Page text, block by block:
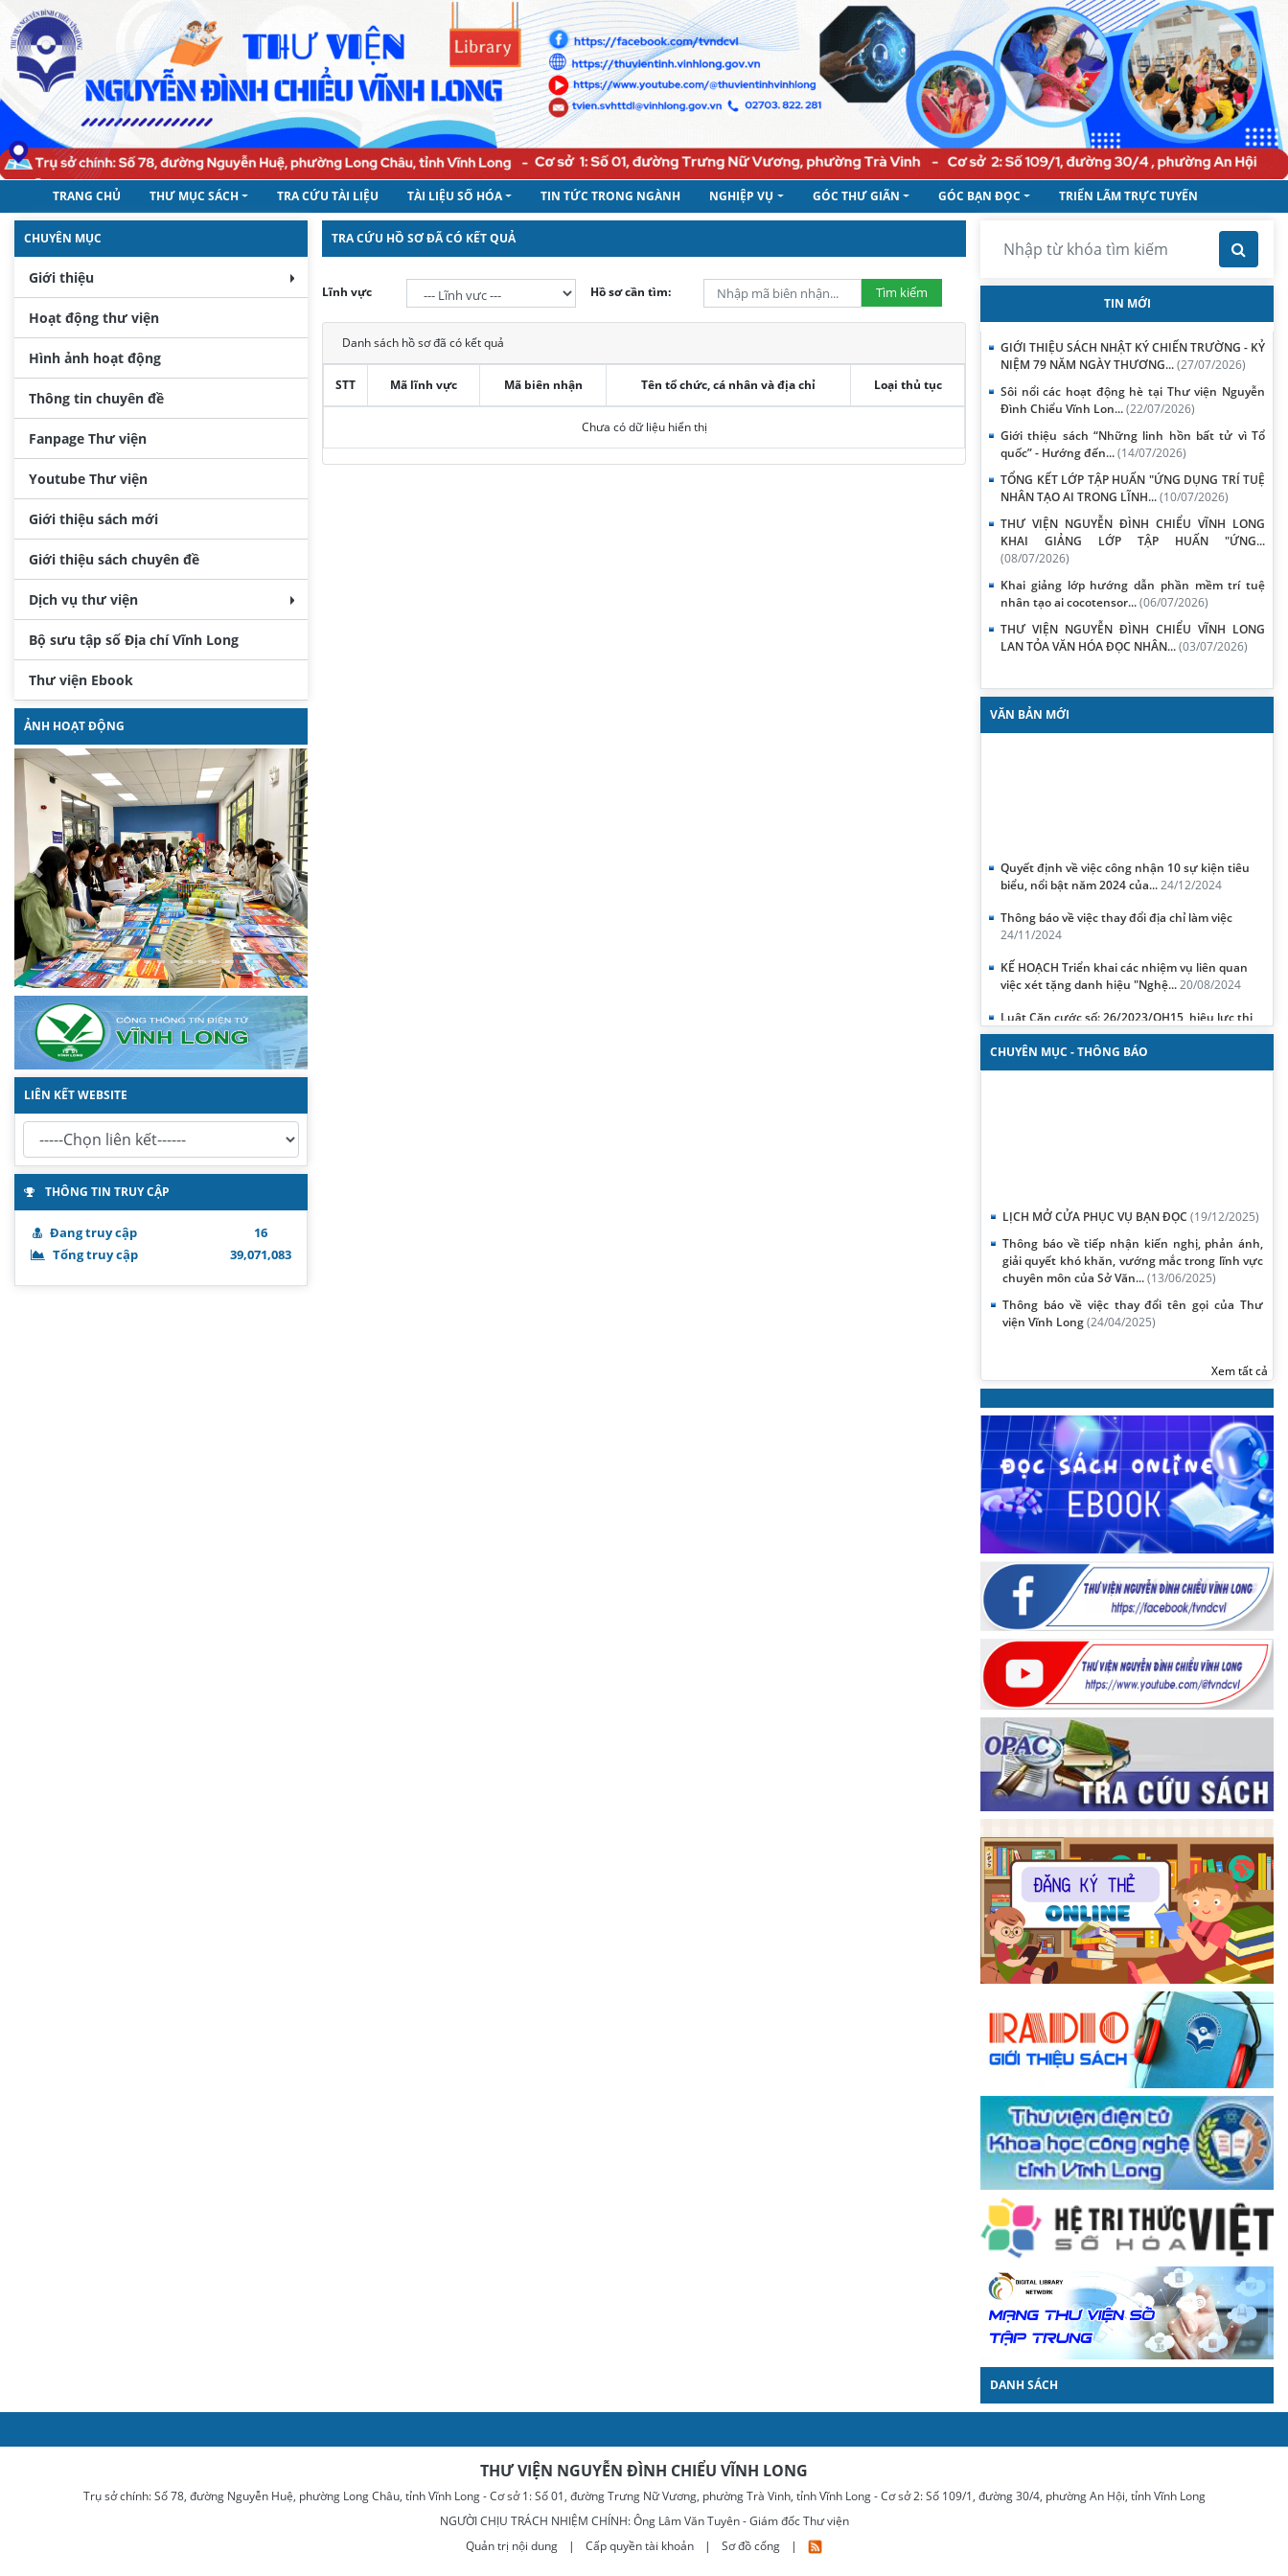
TRANG CHỦ THƯ MỤC SÁCH TRA CỨU TÀI LIỆU TÀI LIỆU SỐ HÓA TIN TỨC TRONG NGÀNH NGHIỆP VỤ GÓC THƯ GIÃN GÓC BẠN ĐỌC TRIỂN LÃM TRỰC TUYẾN
CHUYÊN MỤC
Giới thiệu
Hoạt động thư viện
Hình ảnh hoạt động
Thông tin chuyên đề
Fanpage Thư viện
Youtube Thư viện
Giới thiệu sách mới
Giới thiệu sách chuyên đề
Dịch vụ thư viện
Bộ sưu tập số Địa chí Vĩnh Long
Thư viện Ebook
ẢNH HOẠT ĐỘNG
LIÊN KẾT WEBSITE
THÔNG TIN TRUY CẬP
Đang truy cập
Tổng truy cập
16
39,071,083
TRA CỨU HỒ SƠ ĐÃ CÓ KẾT QUẢ
Lĩnh vực Hồ sơ cần tìm: Tìm kiếm
Danh sách hồ sơ đã có kết quả
STT Mã lĩnh vực Mã biên nhận Tên tổ chức, cá nhân và địa chỉ Loại thủ tục
Chưa có dữ liệu hiển thị
TIN MỚI
GIỚI THIỆU SÁCH NHẬT KÝ CHIẾN TRƯỜNG - KỶ
NIỆM 79 NĂM NGÀY THƯƠNG...(27/07/2026)
Sôi nổi các hoạt động hè tại Thư viện Nguyễn
Đình Chiểu Vĩnh Lon...(22/07/2026)
Giới thiệu sách “Những linh hồn bất tử vì Tổ
quốc” - Hướng đến...(14/07/2026)
TỔNG KẾT LỚP TẬP HUẤN "ỨNG DỤNG TRÍ TUỆ
NHÂN TẠO AI TRONG LĨNH...(10/07/2026)
THƯ VIỆN NGUYỄN ĐÌNH CHIỂU VĨNH LONG
KHAI GIẢNG LỚP TẬP HUẤN "ỨNG...
(08/07/2026)
Khai giảng lớp hướng dẫn phần mềm trí tuệ
nhân tạo ai cocotensor...(06/07/2026)
THƯ VIỆN NGUYỄN ĐÌNH CHIỂU VĨNH LONG
LAN TỎA VĂN HÓA ĐỌC NHÂN...(03/07/2026)
VĂN BẢN MỚI
biểu, nổi bật năm 2024 của... 24/12/2024
24/11/2024
việc xét tặng danh hiệu "Nghệ...20/08/2024
hành ngày 1/7/202430/06/2024
Nghị định số 70/2024/NĐ-CP ngày 25/6/2024
24/06/2024
CHUYÊN MỤC - THÔNG BÁO
Thông báo về tiếp nhận kiến nghị, phản ánh,
giải quyết khó khăn, vướng mắc trong lĩnh vực
chuyên môn của Sở Văn...(13/06/2025)
Thông báo về việc thay đổi tên gọi của Thư
viện Vĩnh Long (24/04/2025)
Xem tất cả
DANH SÁCH
THƯ VIỆN NGUYỄN ĐÌNH CHIỂU VĨNH LONG
Trụ sở chính: Số 78, đường Nguyễn Huệ, phường Long Châu, tỉnh Vĩnh Long - Cơ sở 1: Số 01, đường Trưng Nữ Vương, phường Trà Vinh, tỉnh Vĩnh Long - Cơ sở 2: Số 109/1, đường 30/4, phường An Hội, tỉnh Vĩnh Long
NGƯỜI CHỊU TRÁCH NHIỆM CHÍNH: Ông Lâm Văn Tuyên - Giám đốc Thư viện
Quản trị nội dung
| Cấp quyền tài khoản | Sơ đồ cổng |